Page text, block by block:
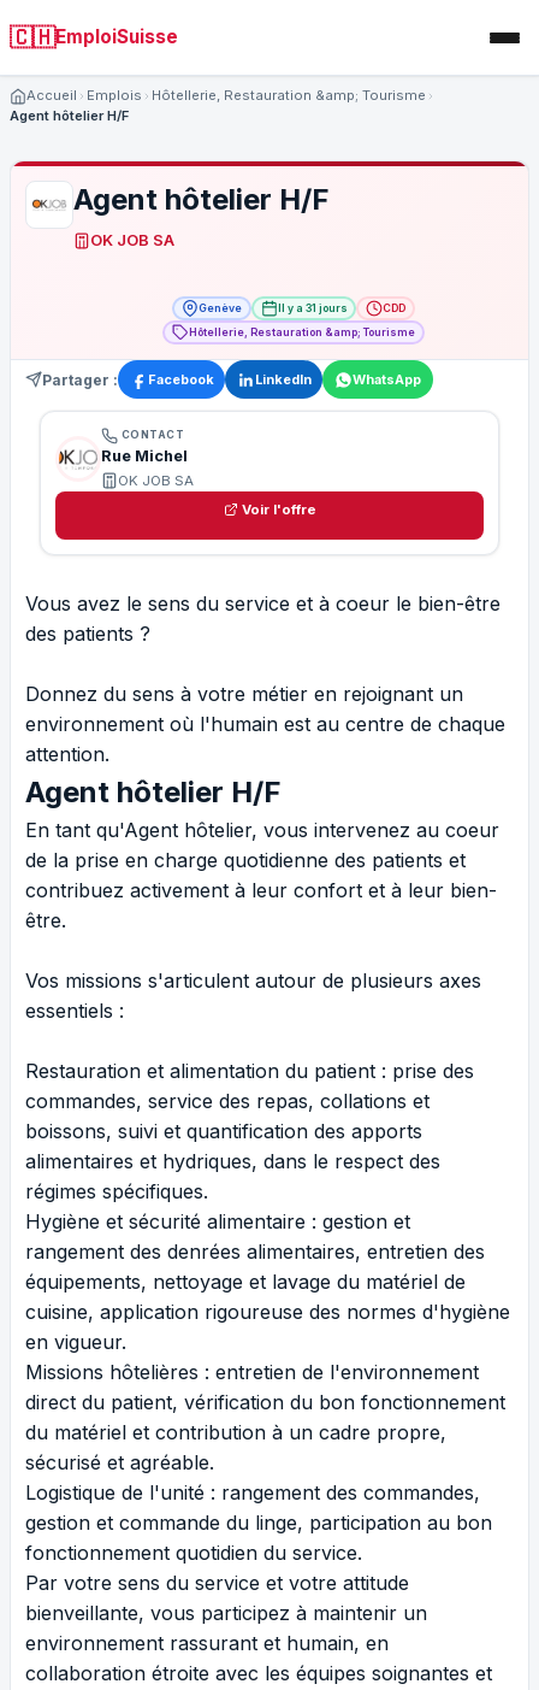
🇨🇭EmploiSuisse
Accueil Emplois
Hôtellerie, Restauration &amp; Tourisme
Agent hôtelier H/F
Agent hôtelier H/F
OK JOB SA
Genève Il y a 31 jours
CDD
Hôtellerie, Restauration &amp; Tourisme
Partager : Facebook LinkedIn WhatsApp
CONTACT
Rue Michel
OK JOB SA
Voir l'offre
Vous avez le sens du service et à coeur le bien-être
des patients ?
Donnez du sens à votre métier en rejoignant un
environnement où l'humain est au centre de chaque
attention.
Agent hôtelier H/F
En tant qu'Agent hôtelier, vous intervenez au coeur
de la prise en charge quotidienne des patients et
contribuez activement à leur confort et à leur bien-
être.
Vos missions s'articulent autour de plusieurs axes
essentiels :
Restauration et alimentation du patient : prise des
commandes, service des repas, collations et
boissons, suivi et quantification des apports
alimentaires et hydriques, dans le respect des
régimes spécifiques.
Hygiène et sécurité alimentaire : gestion et
rangement des denrées alimentaires, entretien des
équipements, nettoyage et lavage du matériel de
cuisine, application rigoureuse des normes d'hygiène
en vigueur.
Missions hôtelières : entretien de l'environnement
direct du patient, vérification du bon fonctionnement
du matériel et contribution à un cadre propre,
sécurisé et agréable.
Logistique de l'unité : rangement des commandes,
gestion et commande du linge, participation au bon
fonctionnement quotidien du service.
Par votre sens du service et votre attitude
bienveillante, vous participez à maintenir un
environnement rassurant et humain, en
collaboration étroite avec les équipes soignantes et